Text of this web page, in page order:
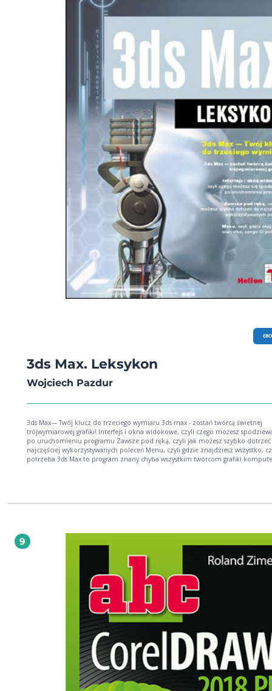
przypisywania im właściwości, zasady modelowania, przygotowywania postaci i
umiejscawiania ich w określonym otoczeniu, metody dopracowywania
wnętrz, sposoby animacji i kwestie ostatecznego renderingu filmu. W książce
znajdziesz ponadto szczegółowe omówienie interfejsu programu i opis
najważniejszych poleceń. Domyślne ustawienia i podstawy obsługi 3ds max 9
Tworzenie i modyfikowanie prostych obiektów Modelowanie ze splajnów i
modelowanie siatkowe Formowanie postaci i sytuowanie ich w przestrzeni Schematy
wnętrz i szczegółowe kwestie ich wyposażenia Różne rodzaje animacji postaci Typy
oświetlenia, efekty specjalne i napisy końcowe Rendering filmu animowanego
3ds Max. Leksykon
Wojciech Pazdur
3ds Max— Twój klucz do trzeciego wymiaru 3ds max - zostań twórcą świetnej
trójwymiarowej grafiki! Interfejs i okna widokowe, czyli czego możesz
po uruchomieniu programu Zawsze pod ręką, czyli jak możesz szybko
najczęściej wykorzystywanych poleceń Menu, czyli gdzie znajdziesz wszystko,
potrzeba 3ds Max to program znany chyba wszystkim twórcom grafiki komputerowej -
stosunkowo proste w obsłudze. Pozwala także na zastosowanie szerokiego
Leksykon" to książka, w której znajdziesz uporządkowane informacje
w środowisku 3ds Max - od opisu elementów znajdujących się w głównym oknie
programu, przez wskazanie, gdzie znaleźć i do czego służą najczęściej używane
narzędzia, aż do metodycznego objaśnienia kolejnych poleceń zawartych w
dziewięciu menu. Jeśli pracowałeś już w tym programie, ale chcesz mieć pod
zbiór wiadomości pozwalających szybko przypomnieć sobie, co uruchamiają
konkretne polecenia lub gdzie szukać takiego, które odpowie na Twoją bieżącą
potrzebę, ta książka okaże się dla Ciebie najlepszym wyborem. Omówienie
elementów interfejsu Praca z oknami widokowymi Narzędzia z głównej listwy
narzędziowej Menu File, Edit, Tools Narzędzia do modelowania Graphite Zasmakuj
życia w trójwymiarze!
9